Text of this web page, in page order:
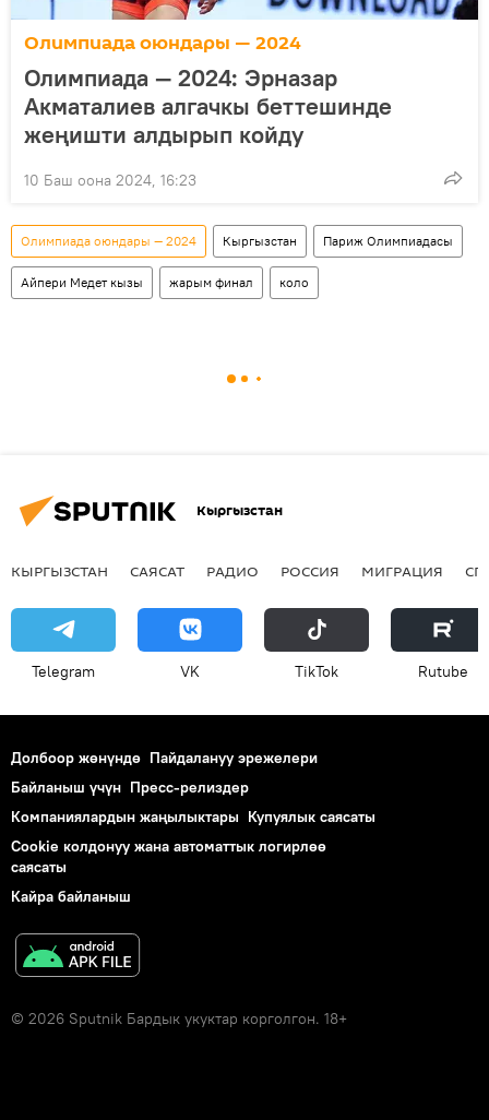
Олимпиада оюндары — 2024
Олимпиада — 2024: Эрназар
Акматалиев алгачкы беттешинде
жеңишти алдырып койду
10 Баш оона 2024, 16:23
Олимпиада оюндары — 2024 Кыргызстан Париж Олимпиадасы
Айпери Медет кызы жарым финал коло
Кыргызстан
КЫРГЫЗСТАН САЯСАТ РАДИО РОССИЯ МИГРАЦИЯ
Telegram VK ТikТоk Rutube
Долбоор жөнүндө Пайдалануу эрежелери
Байланыш үчүн Пресс-релиздер
Компаниялардын жаңылыктары Купуялык саясаты
Cookie колдонуу жана автоматтык логирлөө
саясаты
Кайра байланыш
© 2026 Sputnik Бардык укуктар корголгон. 18+